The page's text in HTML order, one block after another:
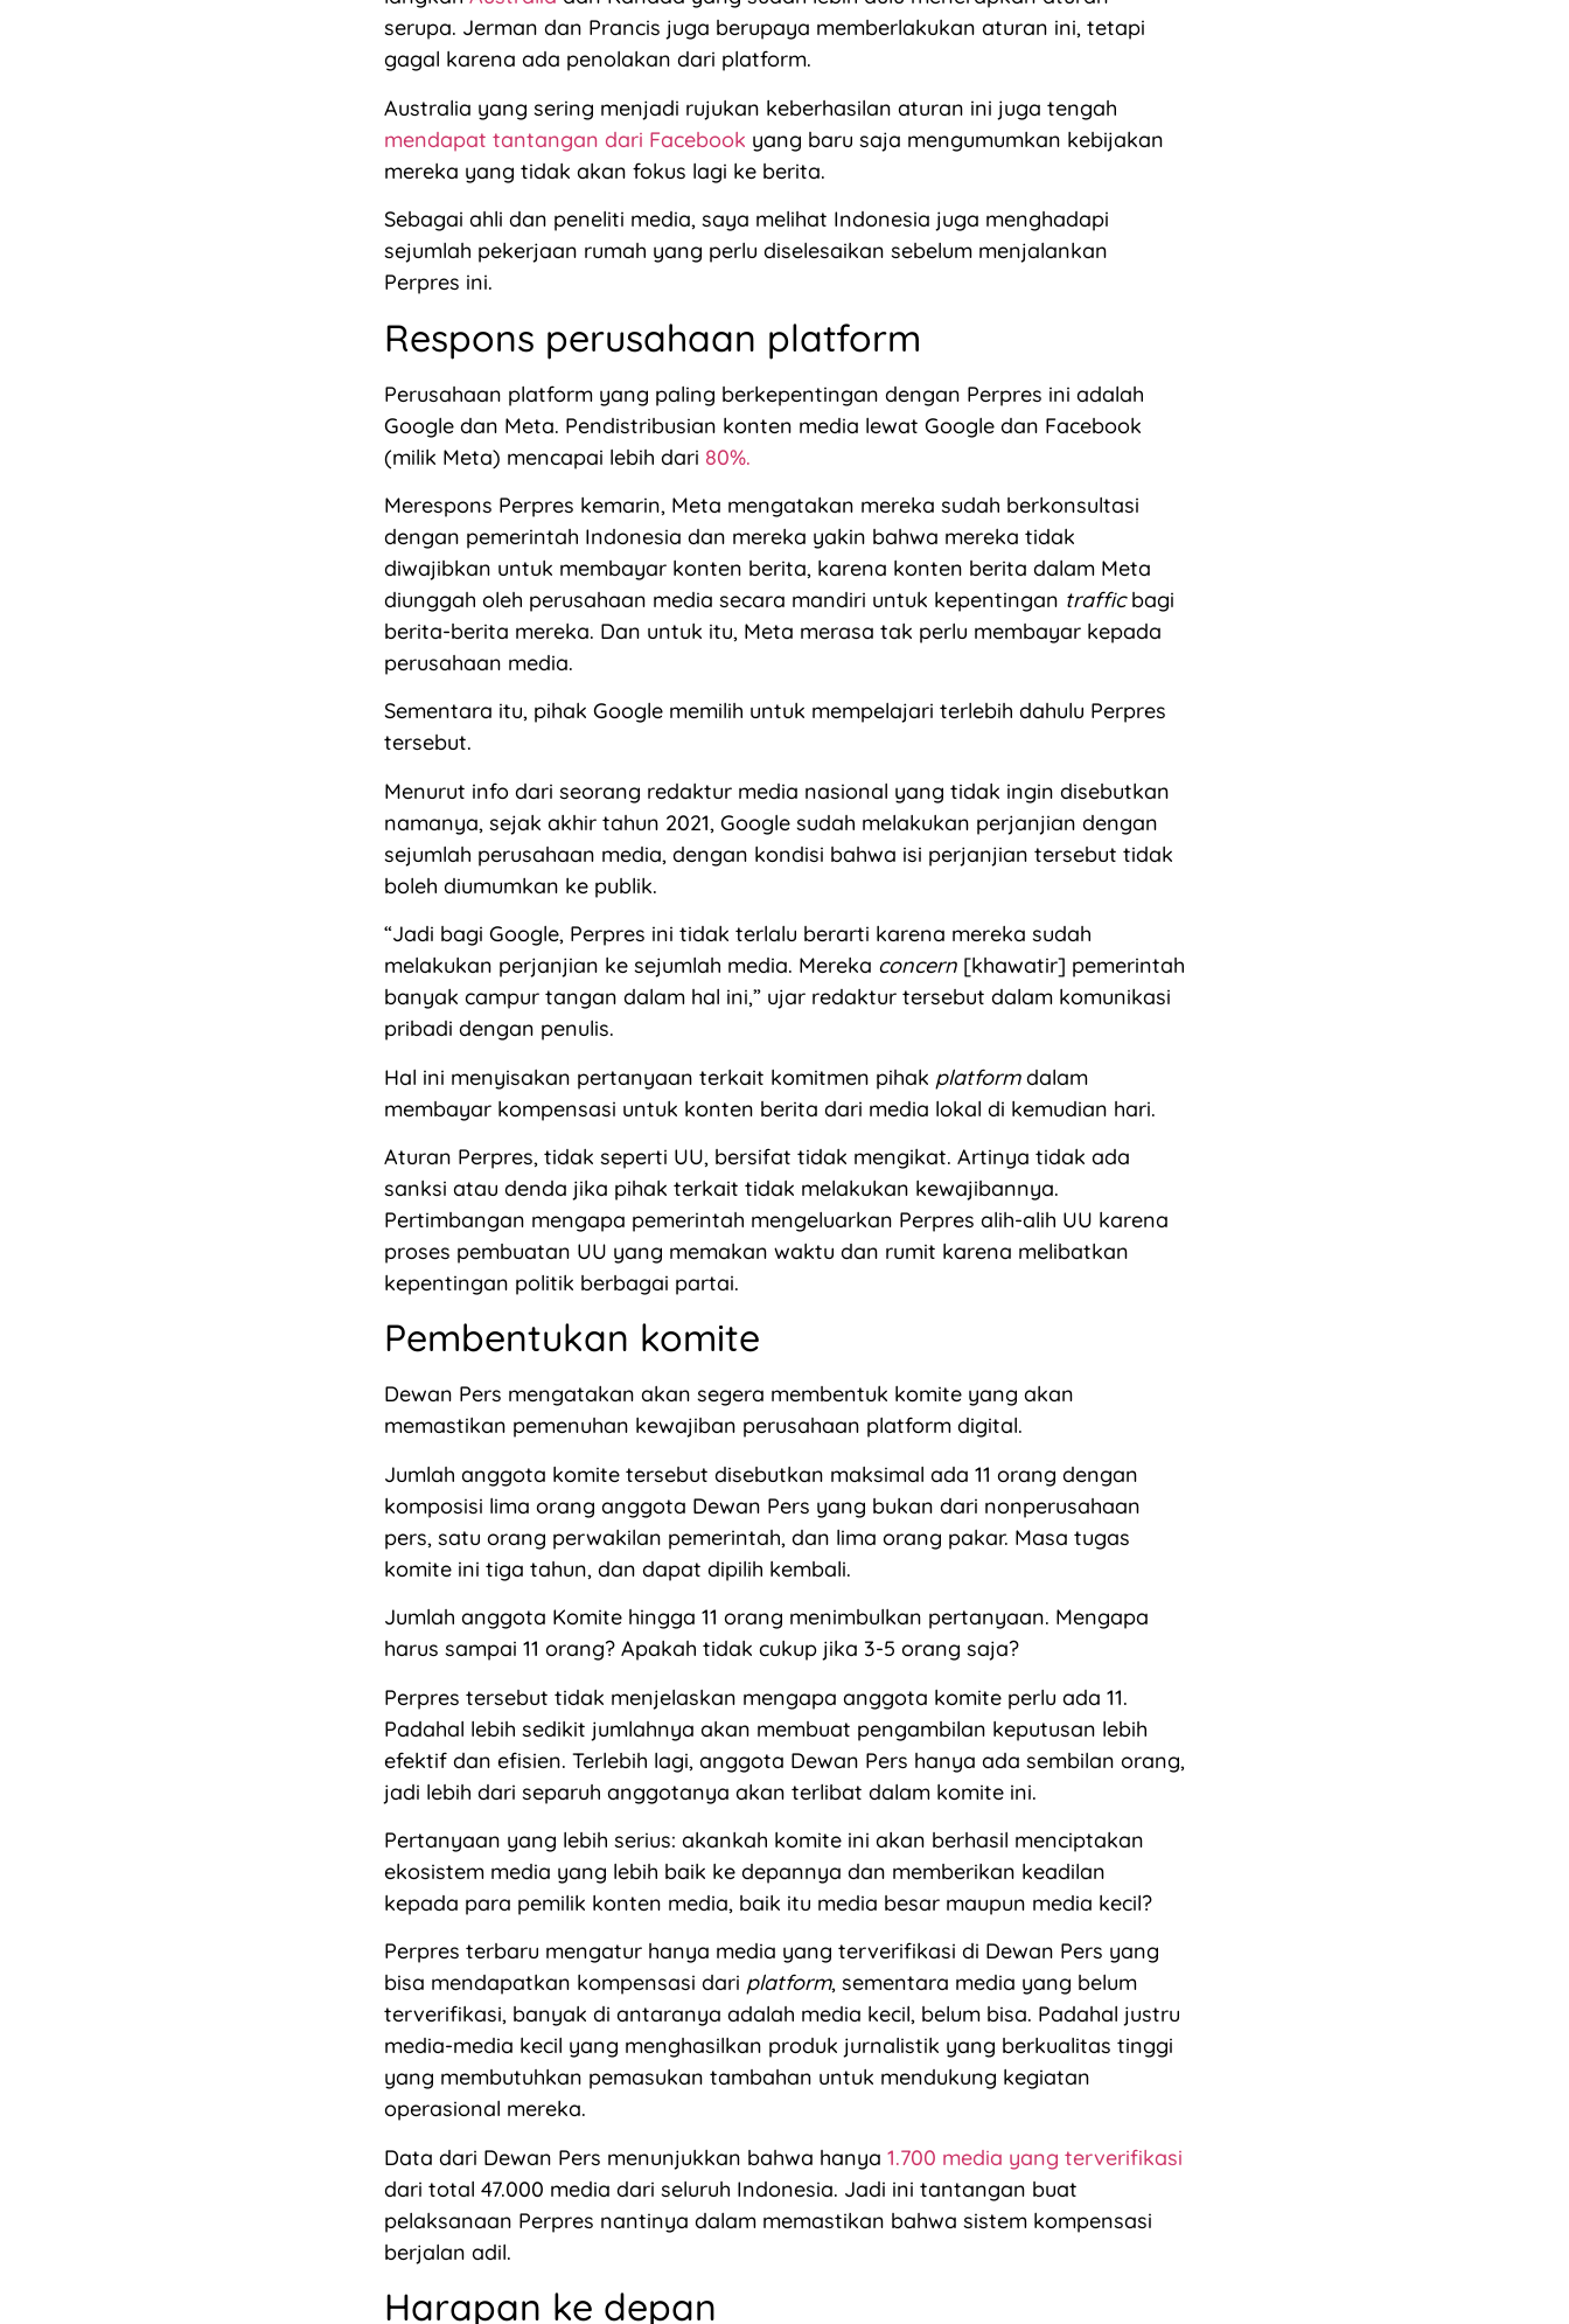
serupa. Jerman dan Prancis juga berupaya memberlakukan aturan ini, tetapi
gagal karena ada penolakan dari platform.
Australia yang sering menjadi rujukan keberhasilan aturan ini juga tengah
mendapat tantangan dari Facebook yang baru saja mengumumkan kebijakan
mereka yang tidak akan fokus lagi ke berita.
Sebagai ahli dan peneliti media, saya melihat Indonesia juga menghadapi
sejumlah pekerjaan rumah yang perlu diselesaikan sebelum menjalankan
Perpres ini.
Respons perusahaan platform
Perusahaan platform yang paling berkepentingan dengan Perpres ini adalah
Google dan Meta. Pendistribusian konten media lewat Google dan Facebook
(milik Meta) mencapai lebih dari 80%.
Merespons Perpres kemarin, Meta mengatakan mereka sudah berkonsultasi
dengan pemerintah Indonesia dan mereka yakin bahwa mereka tidak
diwajibkan untuk membayar konten berita, karena konten berita dalam Meta
diunggah oleh perusahaan media secara mandiri untuk kepentingan trafficbagi
berita-berita mereka. Dan untuk itu, Meta merasa tak perlu membayar kepada
perusahaan media.
Sementara itu, pihak Google memilih untuk mempelajari terlebih dahulu Perpres
tersebut.
Menurut info dari seorang redaktur media nasional yang tidak ingin disebutkan
namanya, sejak akhir tahun 2021, Google sudah melakukan perjanjian dengan
sejumlah perusahaan media, dengan kondisi bahwa isi perjanjian tersebut tidak
boleh diumumkan ke publik.
“Jadi bagi Google, Perpres ini tidak terlalu berarti karena mereka sudah
melakukan perjanjian ke sejumlah media. Mereka concern [khawatir] pemerintah
banyak campur tangan dalam hal ini,” ujar redaktur tersebut dalam komunikasi
pribadi dengan penulis.
Hal ini menyisakan pertanyaan terkait komitmen pihak platformdalam
membayar kompensasi untuk konten berita dari media lokal di kemudian hari.
Aturan Perpres, tidak seperti UU, bersifat tidak mengikat. Artinya tidak ada
sanksi atau denda jika pihak terkait tidak melakukan kewajibannya.
Pertimbangan mengapa pemerintah mengeluarkan Perpres alih-alih UU karena
proses pembuatan UU yang memakan waktu dan rumit karena melibatkan
kepentingan politik berbagai partai.
Pembentukan komite
Dewan Pers mengatakan akan segera membentuk komite yang akan
memastikan pemenuhan kewajiban perusahaan platform digital.
Jumlah anggota komite tersebut disebutkan maksimal ada 11 orang dengan
komposisi lima orang anggota Dewan Pers yang bukan dari nonperusahaan
pers, satu orang perwakilan pemerintah, dan lima orang pakar. Masa tugas
komite ini tiga tahun, dan dapat dipilih kembali.
Jumlah anggota Komite hingga 11 orang menimbulkan pertanyaan. Mengapa
harus sampai 11 orang? Apakah tidak cukup jika 3-5 orang saja?
Perpres tersebut tidak menjelaskan mengapa anggota komite perlu ada 11.
Padahal lebih sedikit jumlahnya akan membuat pengambilan keputusan lebih
efektif dan efisien. Terlebih lagi, anggota Dewan Pers hanya ada sembilan orang,
jadi lebih dari separuh anggotanya akan terlibat dalam komite ini.
Pertanyaan yang lebih serius: akankah komite ini akan berhasil menciptakan
ekosistem media yang lebih baik ke depannya dan memberikan keadilan
kepada para pemilik konten media, baik itu media besar maupun media kecil?
Perpres terbaru mengatur hanya media yang terverifikasi di Dewan Pers yang
bisa mendapatkan kompensasi dari platform, sementara media yang belum
terverifikasi, banyak di antaranya adalah media kecil, belum bisa. Padahal justru
media-media kecil yang menghasilkan produk jurnalistik yang berkualitas tinggi
yang membutuhkan pemasukan tambahan untuk mendukung kegiatan
operasional mereka.
Data dari Dewan Pers menunjukkan bahwa hanya 1.700 media yang terverifikasi
dari total 47.000 media dari seluruh Indonesia. Jadi ini tantangan buat
pelaksanaan Perpres nantinya dalam memastikan bahwa sistem kompensasi
berjalan adil.
Harapan ke depan